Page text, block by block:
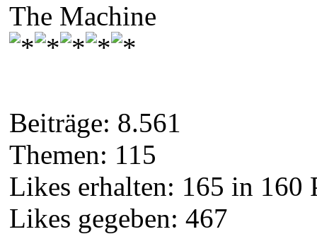
The Machine
Beiträge: 8.561
Themen: 115
Likes erhalten: 165 in 160
Likes gegeben: 467